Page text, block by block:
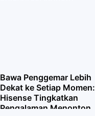
Bawa Penggemar Lebih
Dekat ke Setiap Momen:
Hisense Tingkatkan
Pengalaman Menonton